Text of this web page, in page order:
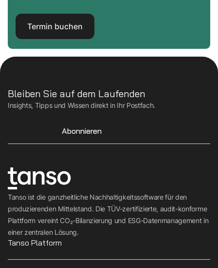
Tanso ist die ganzheitliche Nachhaltigkeitssoftware für den
produzierenden Mittelstand. Die TÜV-zertifizierte, audit-konforme
Plattform vereint CO₂-Bilanzierung und ESG-Datenmanagement in
einer zentralen Lösung.
Bleiben Sie auf dem Laufenden
Insights, Tipps und Wissen direkt in Ihr Postfach.
Abonnieren
Tanso Platform